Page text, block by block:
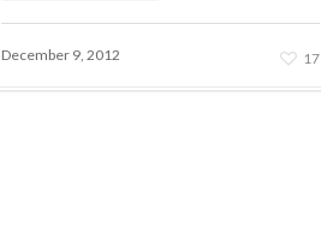
December 9, 2012 17